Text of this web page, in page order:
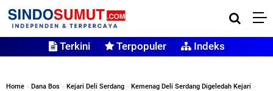
Terkini Terpopuler Indeks
Home » Dana Bos » Kejari Deli Serdang » Kemenag Deli Serdang Digeledah Kejari »